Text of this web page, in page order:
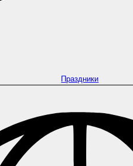
Праздники